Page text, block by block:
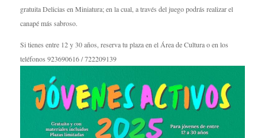
gratuita Delicias en Miniatura; en la cual, a través del juego podrás realizar el
canapé más sabroso.
Si tienes entre 12 y 30 años, reserva tu plaza en el Área de Cultura o en los
teléfonos 923690616 / 722209139